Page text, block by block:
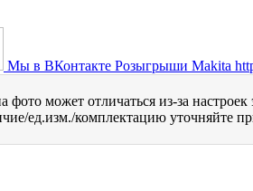
Мы в ВКонтакте Розыгрыши Makita
фото может отличаться из-за
ед.изм./комплектацию уточняйте